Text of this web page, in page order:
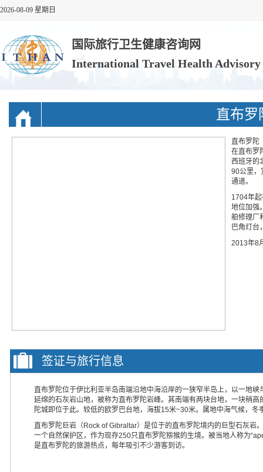
2026-08-09 星期日
国际旅行卫生健康咨询网
International Travel Health
直布罗
直布罗陀
在直布罗
西班牙的
90公里，
通道。
1704年
地位加强
舶修理厂
巴角灯台
2013年8
签证与旅行信息
直布罗陀位于伊比利亚半岛南端沿地中海沿岸的一狭窄半岛上，以一地
延绵的石灰岩山地，被称为直布罗陀岩峰。其南端有两块台地，一块稍
陀城即位于此。较低的欧罗巴台地，海拔15米~30米。属地中海气候
直布罗陀巨岩（Rock of Gibraltar）是位于的直布罗陀境内的巨型石灰
一个自然保护区，作为现存250只直布罗陀猕猴的生境。被当地人称为
是直布罗陀的旅游热点，每年吸引不少游客到访。